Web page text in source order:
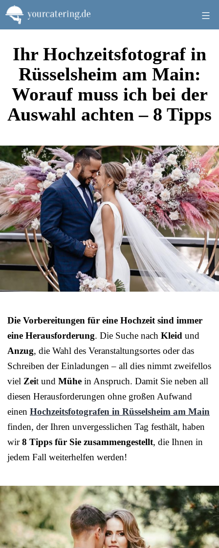
Zum
Inhalt
springen
Ihr Hochzeitsfotograf in
Rüsselsheim am Main:
Worauf muss ich bei der
Auswahl achten – 8 Tipps
Die Vorbereitungen für eine Hochzeit sind immer
eine Herausforderung. Die Suche nach Kleid und
Anzug, die Wahl des Veranstaltungsortes oder das
Schreiben der Einladungen – all dies nimmt zweifellos
viel Zeit und Mühe in Anspruch. Damit Sie neben all
diesen Herausforderungen ohne großen Aufwand
einen Hochzeitsfotografen in Rüsselsheim am Main
finden, der Ihren unvergesslichen Tag festhält, haben
wir8 Tipps für Sie zusammengestellt, die Ihnen in
jedem Fall weiterhelfen werden!